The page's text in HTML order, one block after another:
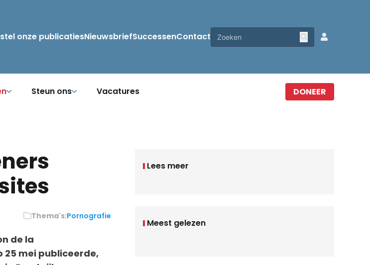
onze publicatiesNieuwsbriefSuccessenContact
Steun ons Vacatures DONEER
Thema's:Pornografie
de la
25 mei publiceerde,
Lees meer
Meest gelezen